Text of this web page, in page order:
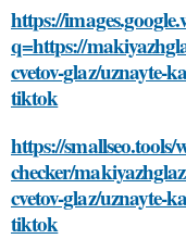
https://
q=https://
cvetov-glaz/uznayte-
tiktok
https://smallseo.tools/
checker/
cvetov-glaz/uznayte-
tiktok